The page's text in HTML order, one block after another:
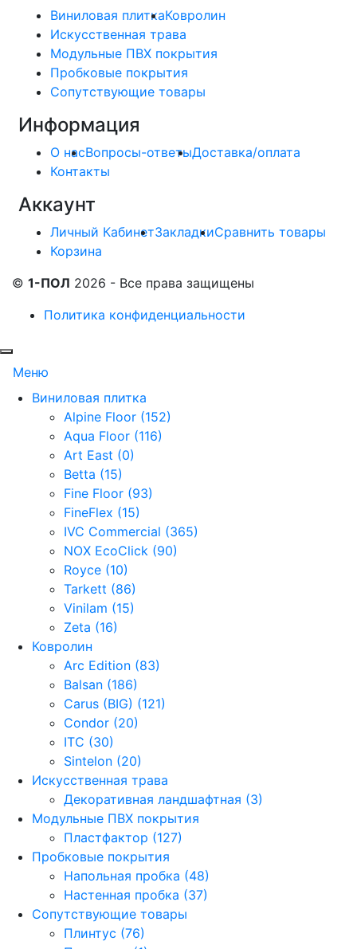
Виниловая плиткаКовролин
Искусственная трава
Модульные ПВХ покрытия
Пробковые покрытия
Сопутствующие товары
Информация
О насВопросы-ответыДоставка/оплата
Контакты
Аккаунт
Личный КабинетЗакладкиСравнить товары
Корзина
© 1-ПОЛ 2026 - Все права защищены
Политика конфиденциальности
Меню
Виниловая плитка
Alpine Floor (152)
Aqua Floor (116)
Art East (0)
Betta (15)
Fine Floor (93)
FineFlex (15)
IVC Commercial (365)
NOX EcoClick (90)
Royce (10)
Tarkett (86)
Vinilam (15)
Zeta (16)
Ковролин
Arc Edition (83)
Balsan (186)
Carus (BIG) (121)
Condor (20)
ITC (30)
Sintelon (20)
Искусственная трава
Декоративная ландшафтная (3)
Модульные ПВХ покрытия
Пластфактор (127)
Пробковые покрытия
Напольная пробка (48)
Настенная пробка (37)
Сопутствующие товары
Плинтус (76)